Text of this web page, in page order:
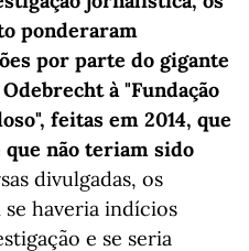
ponderaram
por parte do gigante
à "Fundação
feitas em 2014, que
não teriam sido
divulgadas, os
haveria indícios
e se seria